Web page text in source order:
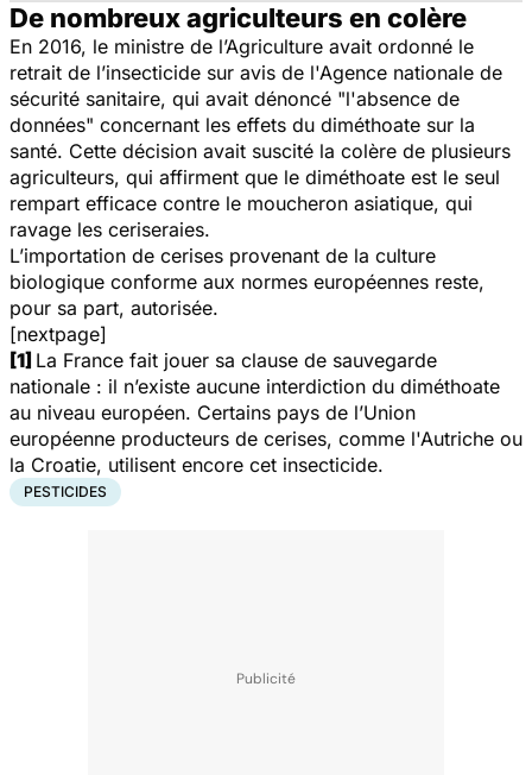
De nombreux agriculteurs en colère
En 2016, le ministre de l’Agriculture avait ordonné le
retrait de l’insecticide sur avis de l'Agence nationale de
sécurité sanitaire, qui avait dénoncé "l'absence de
données" concernant les effets du diméthoate sur la
santé. Cette décision avait suscité la colère de plusieurs
agriculteurs, qui affirment que le diméthoate est le seul
rempart efficace contre le moucheron asiatique, qui
ravage les ceriseraies.
L’importation de cerises provenant de la culture
biologique conforme aux normes européennes reste,
pour sa part, autorisée.
[nextpage]
[1] La France fait jouer sa clause de sauvegarde
nationale : il n’existe aucune interdiction du diméthoate
au niveau européen. Certains pays de l’Union
européenne producteurs de cerises, comme l'Autriche ou
la Croatie, utilisent encore cet insecticide.
PESTICIDES